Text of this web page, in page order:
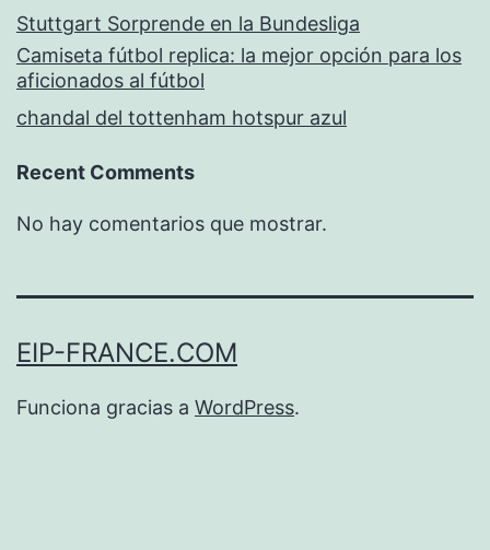
Stuttgart Sorprende en la Bundesliga
Camiseta fútbol replica: la mejor opción para los
aficionados al fútbol
chandal del tottenham hotspur azul
Recent Comments
No hay comentarios que mostrar.
EIP-FRANCE.COM
Funciona gracias a WordPress.